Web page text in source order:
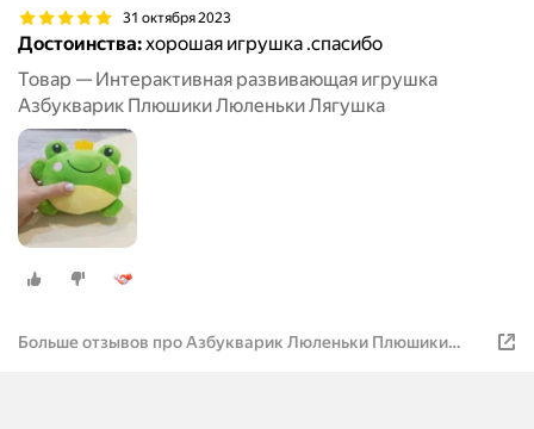
31 октября 2023
Достоинства:хорошая игрушка .спасибо
Товар — Интерактивная развивающая игрушка
Азбукварик Плюшики Люленьки Лягушка
Больше отзывов про Азбукварик Люленьки Плюшики